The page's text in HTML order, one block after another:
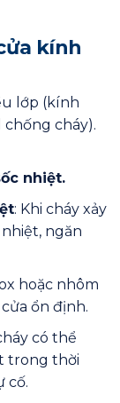
kính
lớp (kính
cháy).
nhiệt.
: Khi cháy xảy
ngăn
hoặc nhôm
ổn định.
có thể
trong thời
cố.